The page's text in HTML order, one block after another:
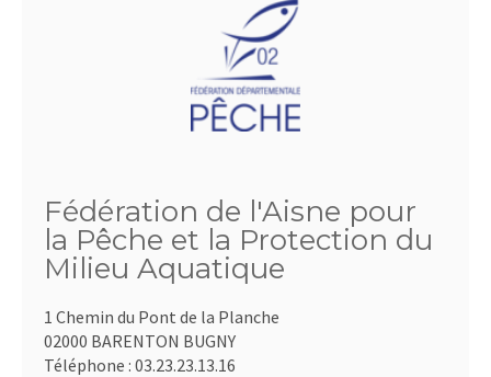
Fédération de l'Aisne pour
la Pêche et la Protection du
Milieu Aquatique
1 Chemin du Pont de la Planche
02000 BARENTON BUGNY
Téléphone : 03.23.23.13.16